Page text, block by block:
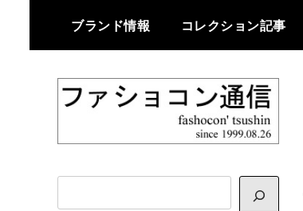
content
ブランド情報 コレクション記事
ファショコン通
ザイナーの観点からファッション
とモードを分析するファッション
イ